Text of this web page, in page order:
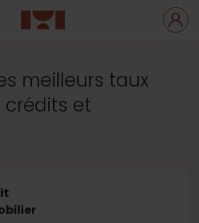
meilleurs taux
crédits et